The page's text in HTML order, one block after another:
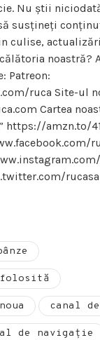
Nu știi
susțineți
culise,
noastră?
Patreon:
ruca Site-ul
Cartea
https://amzn.to/
folosită
canal
de navigație